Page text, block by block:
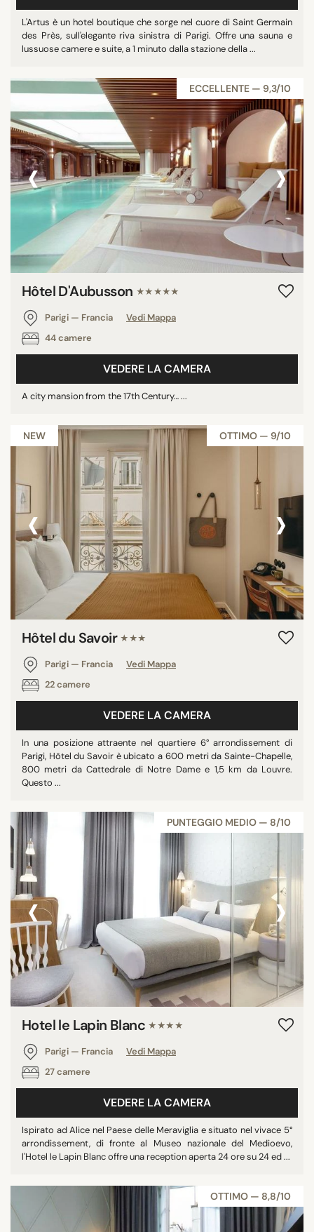
L'Artus è un hotel boutique che sorge nel cuore di Saint Germain
des Près, sull'elegante riva sinistra di Parigi. Offre una sauna e
lussuose camere e suite, a 1 minuto dalla stazione della ...
ECCELLENTE — 9,3/10
‹ ›
Hôtel D'Aubusson ★★★★★
Parigi — Francia
Vedi Mappa
44 camere
VEDERE LA CAMERA
A city mansion from the 17th Century… ...
NEW OTTIMO — 9/10
‹ ›
Hôtel du Savoir ★★★
Parigi — Francia
Vedi Mappa
22 camere
VEDERE LA CAMERA
In una posizione attraente nel quartiere 6° arrondissement di
Parigi, Hôtel du Savoir è ubicato a 600 metri da Sainte-Chapelle,
800 metri da Cattedrale di Notre Dame e 1,5 km da Louvre.
Questo ...
PUNTEGGIO MEDIO — 8/10
‹ ›
Hotel le Lapin Blanc ★★★★
Parigi — Francia
Vedi Mappa
27 camere
VEDERE LA CAMERA
Ispirato ad Alice nel Paese delle Meraviglia e situato nel vivace 5°
arrondissement, di fronte al Museo nazionale del Medioevo,
l'Hotel le Lapin Blanc offre una reception aperta 24 ore su 24 ed ...
OTTIMO — 8,8/10